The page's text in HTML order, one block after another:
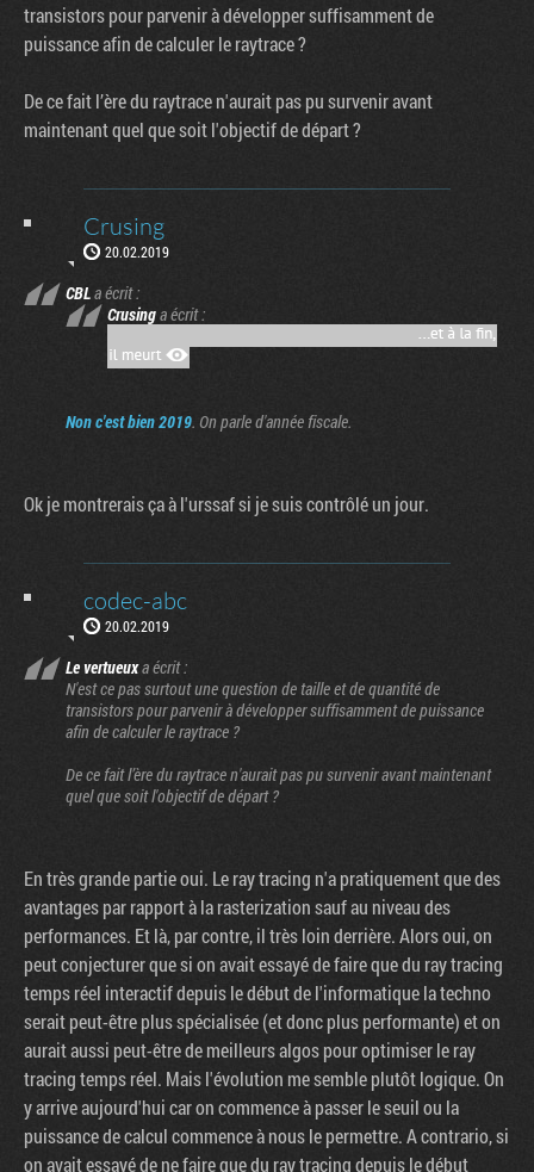
transistors pour parvenir à développer suffisamment de
puissance afin de calculer le raytrace ?
De ce fait l’ère du raytrace n'aurait pas pu survenir avant
maintenant quel que soit l'objectif de départ ?
Crusing
20.02.2019
CBLa écrit :
Crusinga écrit :
Non c'est bien 2019. On parle d'année fiscale.
Ok je montrerais ça à l'urssaf si je suis contrôlé un jour.
codec-abc
20.02.2019
Le vertueuxa écrit :
N'est ce pas surtout une question de taille et de quantité de
transistors pour parvenir à développer suffisamment de puissance
afin de calculer le raytrace ?
De ce fait l’ère du raytrace n'aurait pas pu survenir avant maintenant
quel que soit l'objectif de départ ?
En très grande partie oui. Le ray tracing n'a pratiquement que des
avantages par rapport à la rasterization sauf au niveau des
performances. Et là, par contre, il très loin derrière. Alors oui, on
peut conjecturer que si on avait essayé de faire que du ray tracing
temps réel interactif depuis le début de l'informatique la techno
serait peut-être plus spécialisée (et donc plus performante) et on
aurait aussi peut-être de meilleurs algos pour optimiser le ray
tracing temps réel. Mais l'évolution me semble plutôt logique. On
y arrive aujourd'hui car on commence à passer le seuil ou la
puissance de calcul commence à nous le permettre. A contrario, si
on avait essayé de ne faire que du ray tracing depuis le début